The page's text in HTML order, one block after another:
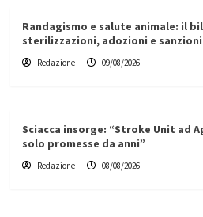
Randagismo e salute animale: il
sterilizzazioni, adozioni e sanzioni
Redazione 09/08/2026
Sciacca insorge: “Stroke Unit ad
solo promesse da anni”
Redazione 08/08/2026